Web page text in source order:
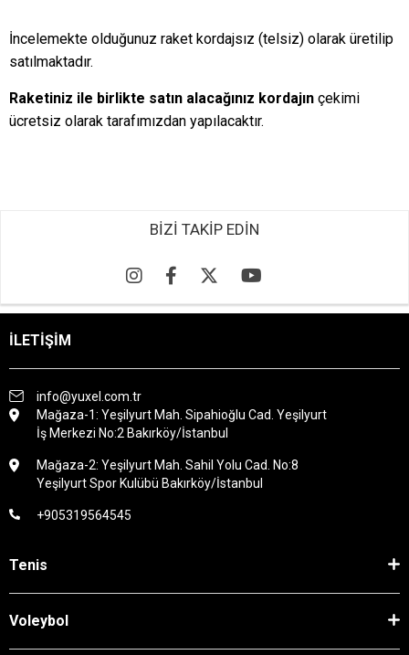
İncelemekte olduğunuz raket kordajsız (telsiz) olarak üretilip
satılmaktadır.
Raketiniz ile birlikte satın alacağınız kordajın çekimi
ücretsiz olarak tarafımızdan yapılacaktır.
BİZİ TAKİP EDİN
İLETİŞİM
info@yuxel.com.tr
Mağaza-1: Yeşilyurt Mah. Sipahioğlu Cad. Yeşilyurt
İş Merkezi No:2 Bakırköy/İstanbul
Mağaza-2: Yeşilyurt Mah. Sahil Yolu Cad. No:8
Yeşilyurt Spor Kulübü Bakırköy/İstanbul
+905319564545
Tenis
Voleybol